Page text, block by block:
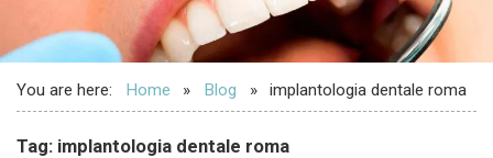
You are here: Home Blog implantologia dentale roma
Tag: implantologia dentale roma